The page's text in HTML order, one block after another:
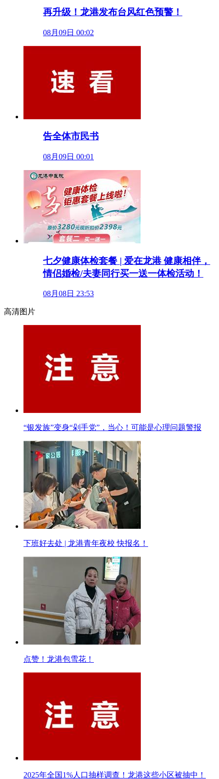
再升级！龙港发布台风红色预警！
08月09日 00:02
告全体市民书
08月09日 00:01
七夕健康体检套餐 | 爱在龙港 健康相伴，
情侣婚检/夫妻同行买一送一体检活动！
08月08日 23:53
高清图片
“银发族”变身“剁手党”，当心！可能是心理问题警报
下班好去处 | 龙港青年夜校 快报名！
点赞！龙港包雪花！
2025年全国1%人口抽样调查！龙港这些小区被抽中！